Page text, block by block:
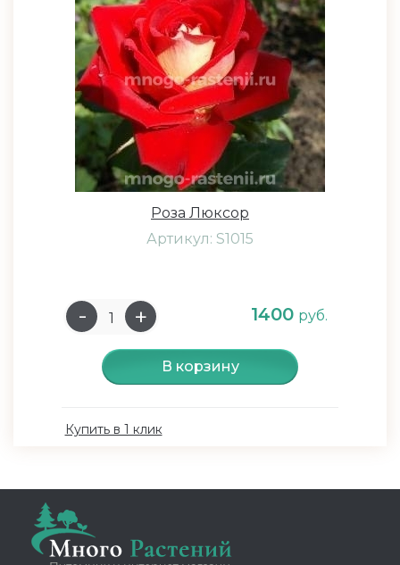
Роза Люксор
Артикул: S1015
1400 руб.
В корзину
Купить в 1 клик